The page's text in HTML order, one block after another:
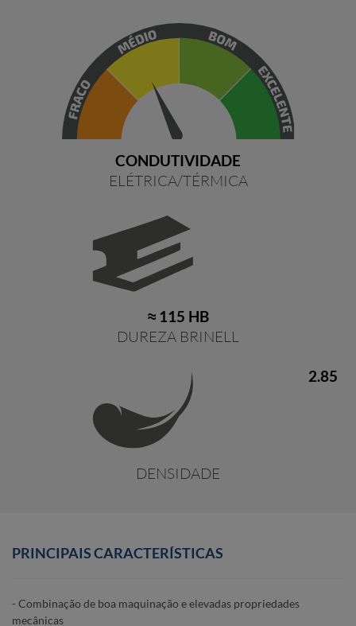
CONDUTIVIDADE
ELÉTRICA/TÉRMICA
≈ 115 HB
DUREZA BRINELL
2.85
DENSIDADE
PRINCIPAIS CARACTERÍSTICAS
- Combinação de boa maquinação e elevadas propriedades
mecânicas